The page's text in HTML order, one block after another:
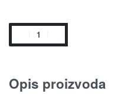
Opis proizvoda